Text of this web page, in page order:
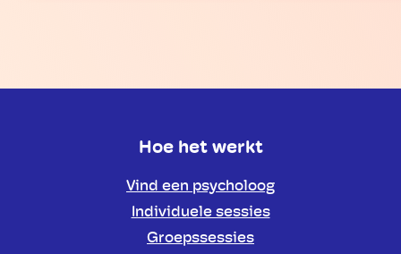
Hoe het werkt
Vind een psycholoog
Individuele sessies
Groepssessies